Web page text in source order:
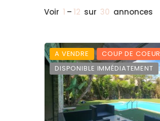
Voir 1 – 12 sur 30 annonces
A VENDRE
COUP DE COEUR
DISPONIBLE IMMÉDIATEMENT